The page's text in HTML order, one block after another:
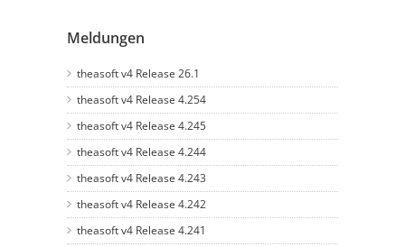
Meldungen
theasoft v4 Release 26.1
theasoft v4 Release 4.254
theasoft v4 Release 4.245
theasoft v4 Release 4.244
theasoft v4 Release 4.243
theasoft v4 Release 4.242
theasoft v4 Release 4.241